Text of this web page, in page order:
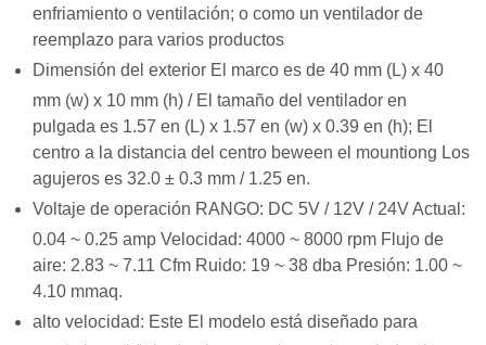
enfriamiento o ventilación; o como un ventilador de
reemplazo para varios productos
Dimensión del exterior El marco es de 40 mm (L) x 40
mm (w) x 10 mm (h) / El tamaño del ventilador en
pulgada es 1.57 en (L) x 1.57 en (w) x 0.39 en (h); El
centro a la distancia del centro beween el mountiong Los
agujeros es 32.0 ± 0.3 mm / 1.25 en.
Voltaje de operación RANGO: DC 5V / 12V / 24V Actual:
0.04 ~ 0.25 amp Velocidad: 4000 ~ 8000 rpm Flujo de
aire: 2.83 ~ 7.11 Cfm Ruido: 19 ~ 38 dba Presión: 1.00 ~
4.10 mmaq.
alto velocidad: Este El modelo está diseñado para